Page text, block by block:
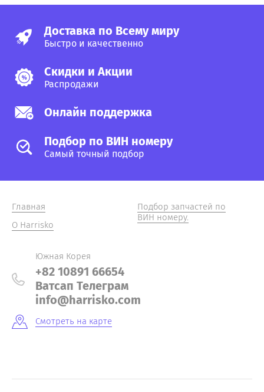
Доставка по Всему миру
Быстро и качественно
Скидки и Акции
Распродажи
Онлайн поддержка
Подбор по ВИН номеру
Самый точный подбор
Главная
О Harrisko
Подбор запчастей по
ВИН номеру.
Южная Корея
+82 10891 66654
Ватсап Телеграм
info@harrisko.com
Смотреть на карте